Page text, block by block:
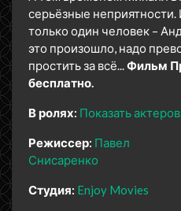
серьёзные
только один человек –
это произошло, надо
простить за всё...Фильм
бесплатно.
В ролях: Показать актеров
Режиссер: Павел
Снисаренко
Студия: Enjoy Movies